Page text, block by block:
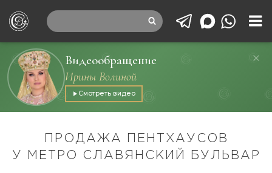
Видеообращение
Ирины Волиной
Смотреть видео
ПРОДАЖА ПЕНТХАУСОВ
У МЕТРО СЛАВЯНСКИЙ БУЛЬВАР